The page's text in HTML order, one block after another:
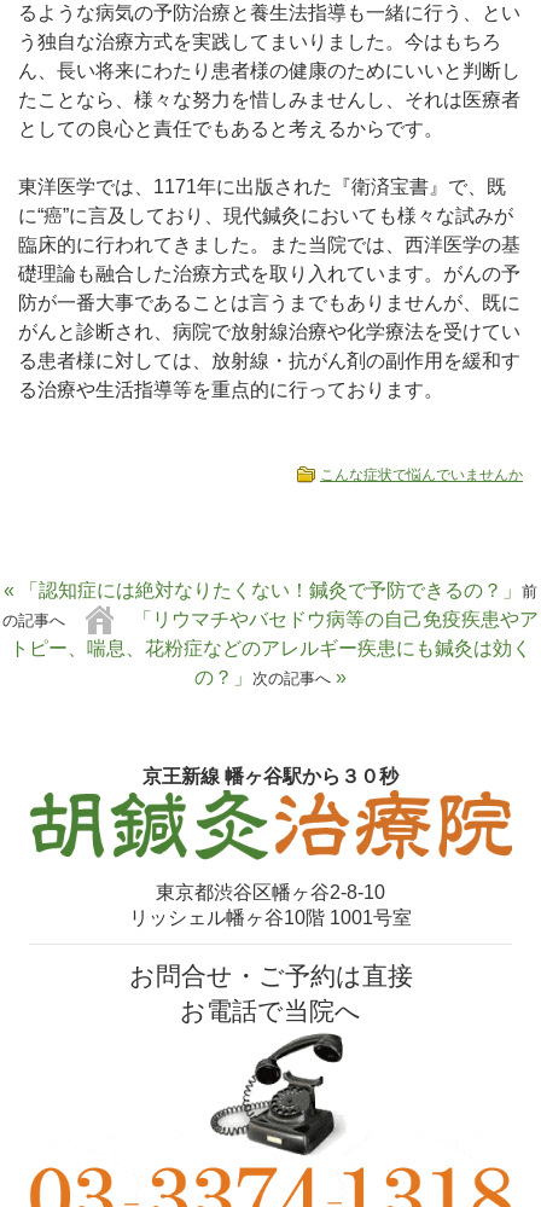
るような病気の予防治療と養生法指導も一緒に行う、とい
う独自な治療方式を実践してまいりました。今はもちろ
ん、長い将来にわたり患者様の健康のためにいいと判断し
たことなら、様々な努力を惜しみませんし、それは医療者
としての良心と責任でもあると考えるからです。
東洋医学では、1171年に出版された『衛済宝書』で、既
に“癌”に言及しており、現代鍼灸においても様々な試みが
臨床的に行われてきました。また当院では、西洋医学の基
礎理論も融合した治療方式を取り入れています。がんの予
防が一番大事であることは言うまでもありませんが、既に
がんと診断され、病院で放射線治療や化学療法を受けてい
る患者様に対しては、放射線・抗がん剤の副作用を緩和す
る治療や生活指導等を重点的に行っております。
こんな症状で悩んでいませんか
« 「認知症には絶対なりたくない！鍼灸で予防できるの？」 前
の記事へ
「リウマチやバセドウ病等の自己免疫疾患やア
トピー、喘息、花粉症などのアレルギー疾患にも鍼灸は効く
の？」
次の記事へ »
京王新線 幡ヶ谷駅から３０秒
東京都渋谷区幡ヶ谷2-8-10
リッシェル幡ヶ谷10階 1001号室
お問合せ・ご予約は直接
お電話で当院へ